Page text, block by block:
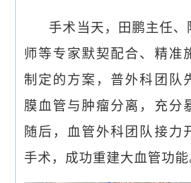
手术当天，田鹏主任
师等专家默契配合、精准
制定的方案，普外科团队
膜血管与肿瘤分离，充分
随后，血管外科团队接力
手术，成功重建大血管功能